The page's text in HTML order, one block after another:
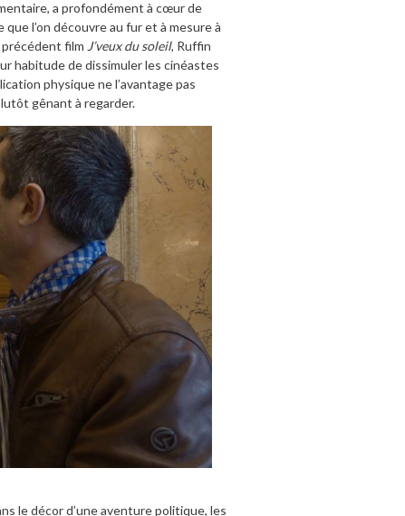
a profondément à cœur de
l’on découvre au fur et à mesure à
film J’veux du soleil, Ruffin
habitude de dissimuler les cinéastes
physique ne l’avantage pas
gênant à regarder.
le décor d’une aventure politique, les